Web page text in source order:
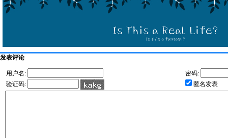
发表评论
用户名:
密码:
验证码:
匿名发表